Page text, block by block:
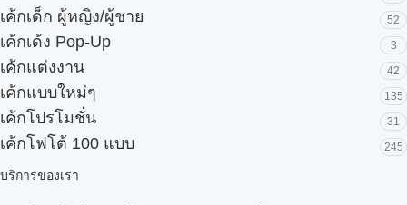
เค้กเด็ก ผู้หญิง/ผู้ชาย 52
เค้กเด้ง Pop-Up 3
เค้กแต่งงาน 42
เค้กแบบใหม่ๆ 135
เค้กโปรโมชั่น 31
เค้กโฟโต้ 100 แบบ 245
บริการของเรา